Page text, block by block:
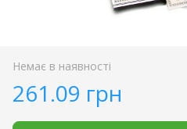
Немає в наявності
261.09 грн